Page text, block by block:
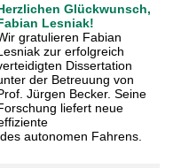
Glückwunsch,
Lesniak!
gratulieren Fabian
zur erfolgreich
Dissertation
der Betreuung von
Jürgen Becker. Seine
liefert neue
autonomen Fahrens.